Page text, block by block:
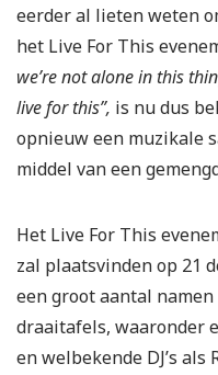
eerder al lieten weten
het Live For This
we’re not alone in this
live for this”, is nu dus
opnieuw een muzikale
middel van een
Het Live For This
zal plaatsvinden op 21
een groot aantal
draaitafels, waaronder
en welbekende DJ’s als